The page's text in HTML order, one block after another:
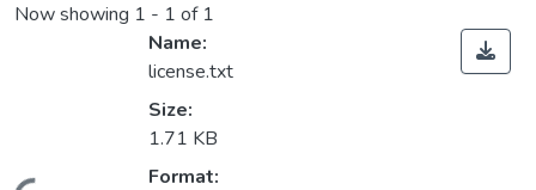
Now showing 1 - 1 of 1
Name:
license.txt
Size:
1.71 KB
Format: